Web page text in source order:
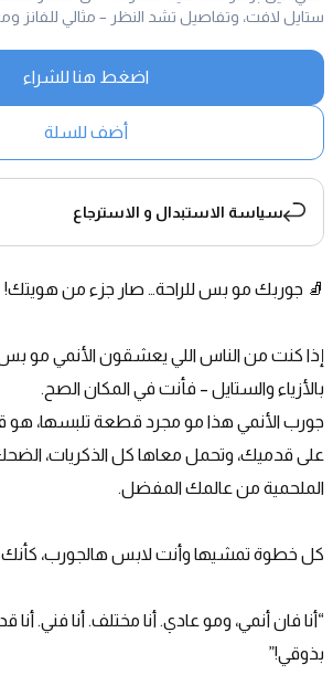
ستايل لافت، وتفاصيل تشد النظر – مثالي للفانز
اضغط هنا للشراء
أضف للسلة
سياسة الاستبدال و الاسترجاع
🧦 جوربك مو بس للراحة… صار جزء من هويتك!
بالأزياء والستايل – فأنت في المكان الصح.
الملحمية من عالمك المفضل.
كل خطوة تمشيها وأنت لابس هالجورب،
بذوقي!”